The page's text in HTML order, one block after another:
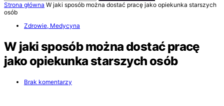
Strona główna W jaki sposób można dostać pracę jako opiekunka starszych
osób
Zdrowie, Medycyna
W jaki sposób można dostać pracę
jako opiekunka starszych osób
Brak komentarzy